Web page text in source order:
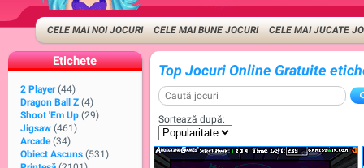
CELE MAI NOI JOCURI CELE MAI BUNE JOCURI CELE MAI JUCATE
Etichete
2 Player (44)
Dragon Ball Z (4)
Shoot 'Em Up (29)
Jigsaw (461)
Arcade (34)
Obiect Ascuns (531)
Top Jocuri Online Gratuite
Sortează după: